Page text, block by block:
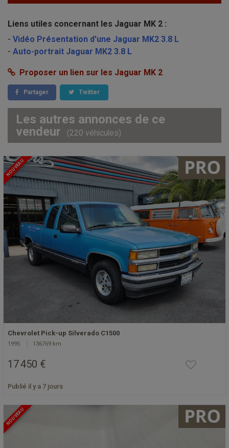
Liens utiles concernant les Jaguar MK 2 :
- Vidéo Présentation d'une Jaguar MK2 3.8 L
- Auto-portrait Jaguar MK2 3.8 L
Proposer un lien sur les Jaguar MK 2
Partager Twitter
Les autres annonces de ce
vendeur
(220 véhicules)
NOUVEAU
Chevrolet Pick-up Silverado C1500
1995 136769 km
17 450 €
Publié il y a 7 jours
NOUVEAU